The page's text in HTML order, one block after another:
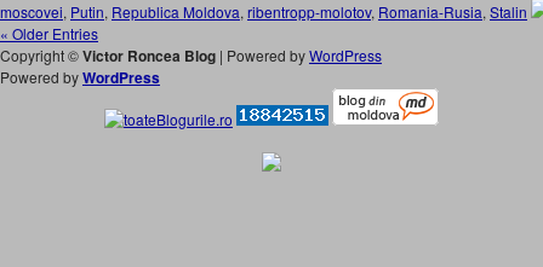
moscovei, Putin, Republica Moldova, ribentropp-molotov, Romania-Rusia, Stalin
« Older Entries
Copyright ©Victor Roncea Blog | Powered byWordPress
Powered byWordPress